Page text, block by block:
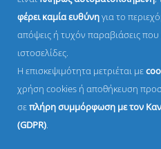
φέρει καμία ευθύνηγια το
απόψεις ή τυχόν παραβιάσεις
ιστοσελίδες.
Η επισκεψιμότητα μετριέται με
χρήση cookies ή αποθήκευση
σεπλήρη συμμόρφωση με τον
(GDPR).